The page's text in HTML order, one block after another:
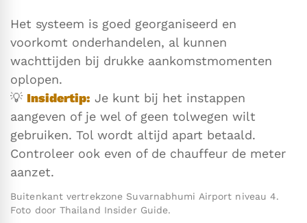
Het systeem is goed georganiseerd en
voorkomt onderhandelen, al kunnen
wachttijden bij drukke aankomstmomenten
oplopen.
💡 Insidertip: Je kunt bij het instappen
aangeven of je wel of geen tolwegen wilt
gebruiken. Tol wordt altijd apart betaald.
Controleer ook even of de chauffeur de meter
aanzet.
Buitenkant vertrekzone Suvarnabhumi Airport niveau 4.
Foto door Thailand Insider Guide.